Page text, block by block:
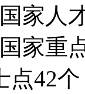
家人
家重
点42